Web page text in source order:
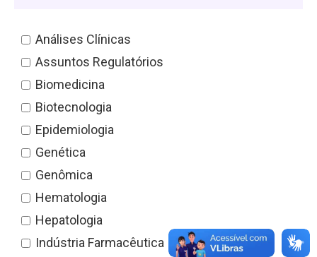
Análises Clínicas
Assuntos Regulatórios
Biomedicina
Biotecnologia
Epidemiologia
Genética
Genômica
Hematologia
Hepatologia
Indústria Farmacêutica